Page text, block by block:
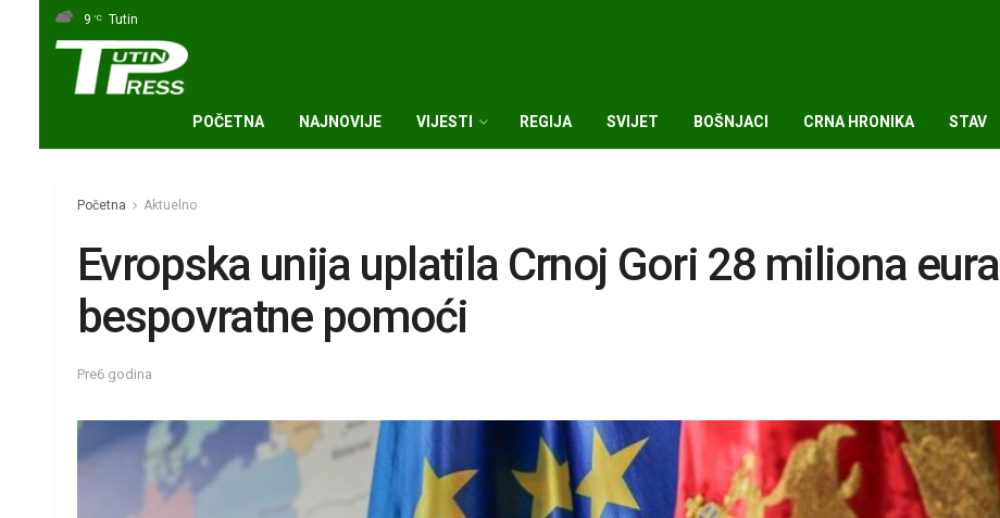
9 °C Tutin
POČETNA NAJNOVIJE VIJESTI REGIJA SVIJET BOŠNJACI CRNA HRONIKA STAV
Početna Aktuelno
Evropska unija uplatila Crnoj Gori 28 miliona eura
bespovratne pomoći
Pre6 godina